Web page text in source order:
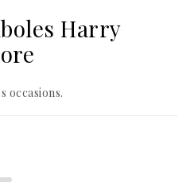
Harry
occasions.